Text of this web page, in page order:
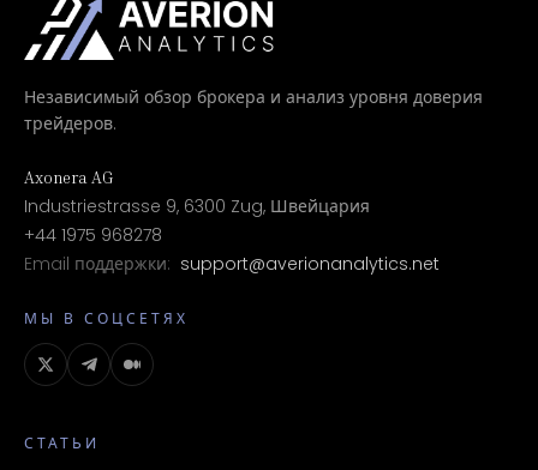
Независимый обзор брокера и анализ уровня доверия
трейдеров.
Axonera AG
Industriestrasse 9, 6300 Zug, Швейцария
+44 1975 968278
Email поддержки: support@averionanalytics.net
МЫ В СОЦСЕТЯХ
СТАТЬИ